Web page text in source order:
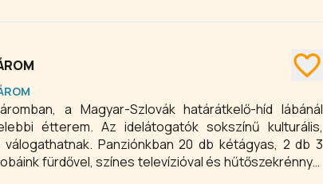
a Magyar-Szlovák határátkelő-híd lábánál
sokszínű kulturális,
Panziónkban 20 db kétágyas, 2 db 3
fürdővel, színes televízióval és hűtőszekrénnyel